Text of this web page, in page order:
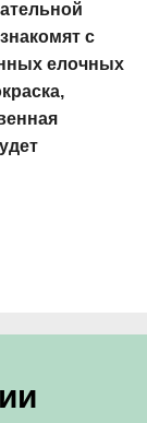
с
елочных